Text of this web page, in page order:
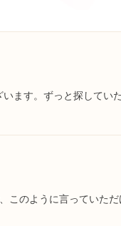
ます。ずっと探してい
このように言っていた